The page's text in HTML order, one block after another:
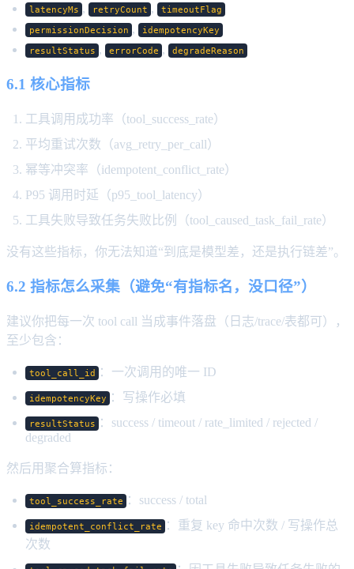
latencyMs , retryCount , timeoutFlag
permissionDecision , idempotencyKey
resultStatus , errorCode , degradeReason
6.1 核心指标
工具调用成功率（tool_success_rate）
平均重试次数（avg_retry_per_call）
幂等冲突率（idempotent_conflict_rate）
P95 调用时延（p95_tool_latency）
工具失败导致任务失败比例（tool_caused_task_fail_rate）
没有这些指标，你无法知道“到底是模型差，还是执行链差”。
6.2 指标怎么采集（避免“有指标名，没口径”）
建议你把每一次 tool call 当成事件落盘（日志/trace/表都可），
至少包含：
tool_call_id ：一次调用的唯一 ID
idempotencyKey ：写操作必填
resultStatus ：success / timeout / rate_limited / rejected /
degraded
然后用聚合算指标：
tool_success_rate ：success / total
idempotent_conflict_rate ：重复 key 命中次数 / 写操作总
次数